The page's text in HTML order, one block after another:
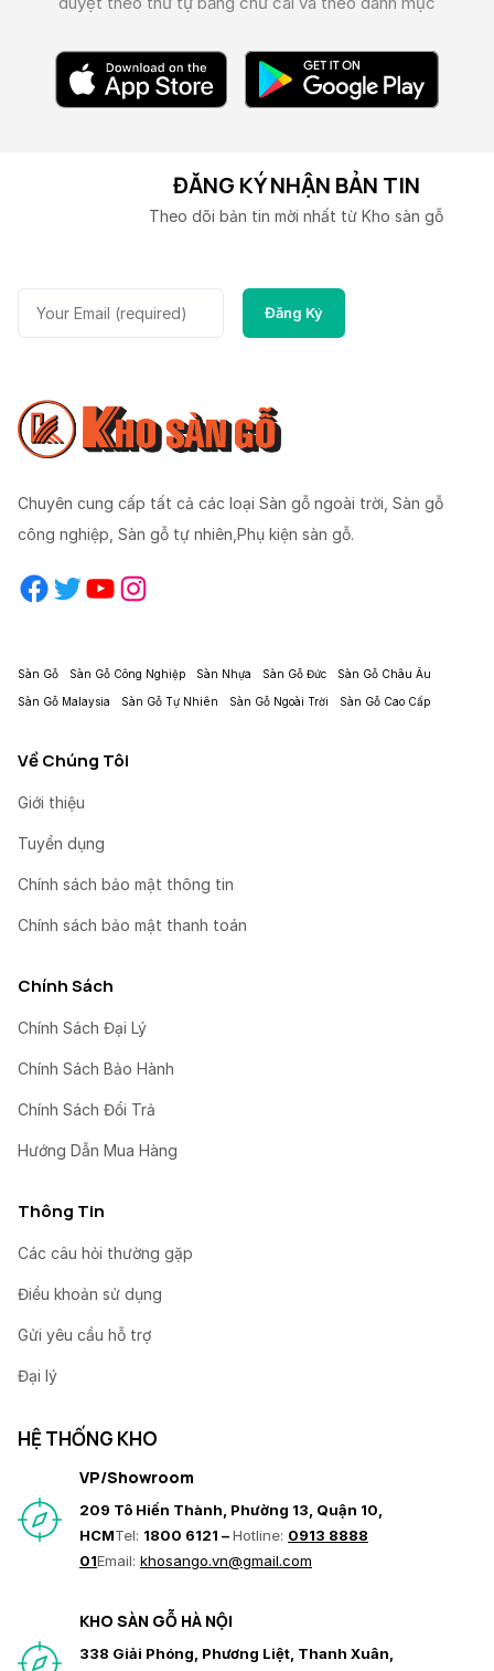
ĐĂNG KÝ NHẬN BẢN TIN
Theo dõi bản tin mời nhất từ Kho sàn gỗ
Chuyên cung cấp tất cả các loại Sàn gỗ ngoài trời, Sàn gỗ
công nghiệp, Sàn gỗ tự nhiên,Phụ kiện sàn gỗ.
Facebook Twitter YouTube Instagram
Sàn Gỗ Sàn Gỗ Công Nghiệp Sàn Nhựa Sàn Gỗ Đức Sàn Gỗ Châu Âu
Sàn Gỗ Malaysia Sàn Gỗ Tự Nhiên Sàn Gỗ Ngoài Trời Sàn Gỗ Cao Cấp
Về Chúng Tôi
Giới thiệu
Tuyển dụng
Chính sách bảo mật thông tin
Chính sách bảo mật thanh toán
Chính Sách
Chính Sách Đại Lý
Chính Sách Bảo Hành
Chính Sách Đổi Trả
Hướng Dẫn Mua Hàng
Thông Tin
Các câu hỏi thường gặp
Điều khoản sử dụng
Gửi yêu cầu hỗ trợ
Đại lý
HỆ THỐNG KHO
VP/Showroom
209 Tô Hiến Thành, Phường 13, Quận 10,
HCMTel: 1800 6121 –Hotline: 0913 8888
01Email: khosango.vn@gmail.com
KHO SÀN GỖ HÀ NỘI
338 Giải Phóng, Phương Liệt, Thanh Xuân,